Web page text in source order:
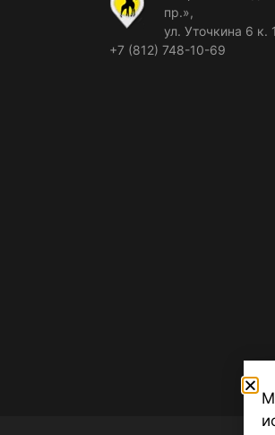
пр.»,
ул. Уточкина 6 к. 1
+7 (812) 748-10-69